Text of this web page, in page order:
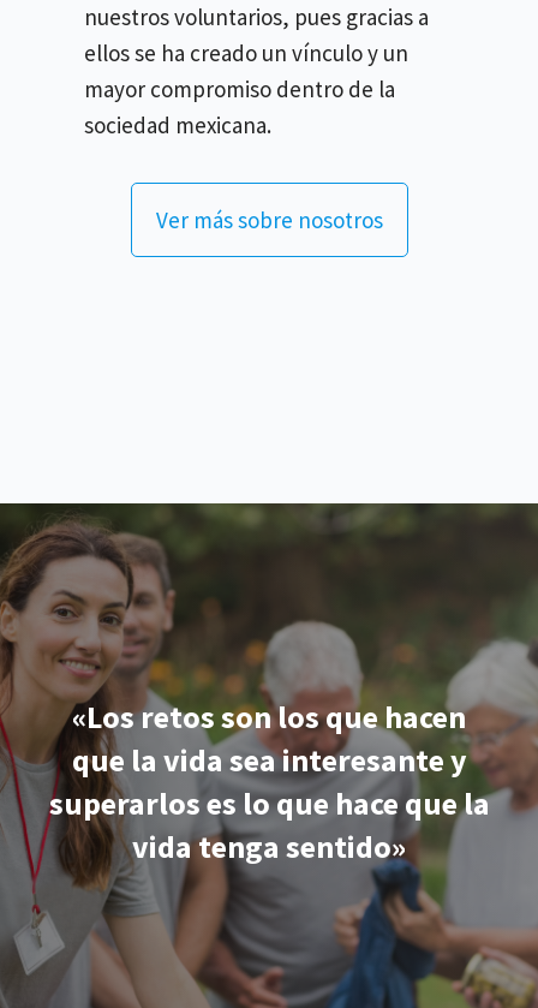
nuestros voluntarios, pues gracias a
ellos se ha creado un vínculo y un
mayor compromiso dentro de la
sociedad mexicana.
Ver más sobre nosotros
«Los retos son los que hacen
que la vida sea interesante y
superarlos es lo que hace que la
vida tenga sentido»